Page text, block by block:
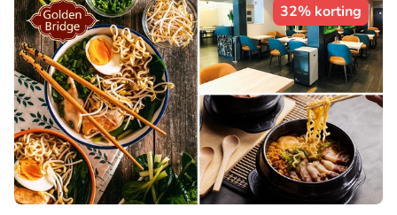
32% korting